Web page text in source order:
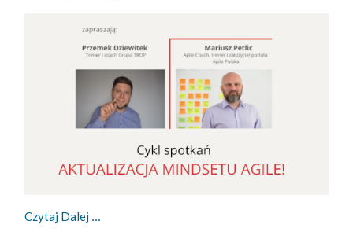
Czytaj Dalej